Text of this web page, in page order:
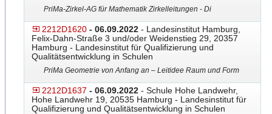
PriMa-Zirkel-AG für Mathematik Zirkelleitungen - Di
2212D1620 - 06.09.2022 - Landesinstitut Hamburg,
Felix-Dahn-Straße 3 und/oder Weidenstieg 29, 20357
Hamburg - Landesinstitut für Qualifizierung und
Qualitätsentwicklung in Schulen
PriMa Geometrie von Anfang an – Leitidee Raum und Form
2212D1637 - 06.09.2022 - Schule Hohe Landwehr,
Hohe Landwehr 19, 20535 Hamburg - Landesinstitut für
Qualifizierung und Qualitätsentwicklung in Schulen